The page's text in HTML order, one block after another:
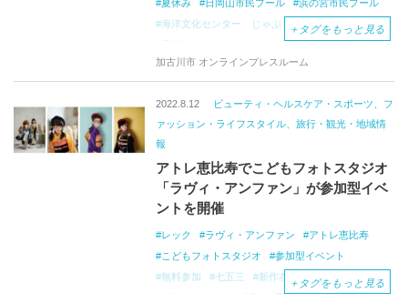
夏休み
日岡山市民プール
浜の宮市民プール
海洋文化センター じゃぶじゃぶ池
漕艇センター
ｃａｎｏｅ～夏休みスペシャル～
総合文化センター プラネタリウム館
夏休みの思い出づくり
おすすめスポット
＋ タグをもっと見る
加古川市 オンラインプレスルーム
2022.8.12
ビューティ・ヘルスケア・スポーツ、フ
ァッション・ライフスタイル、旅行・観光・地域情
報
アトレ恵比寿でこどもフォトスタジオ
「ラヴィ・アンファン」が参加型イベ
ントを開催
レック ラヴィ・アンファン
アトレ恵比寿
こどもフォトスタジオ
参加型イベント
無料参加
七五三
新作衣装試着
＋ タグをもっと見る